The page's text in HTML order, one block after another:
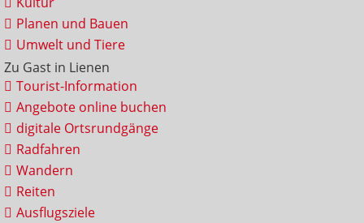
Planen und Bauen
Umwelt und Tiere
Zu Gast in Lienen
Tourist-Information
Angebote online buchen
digitale Ortsrundgänge
Radfahren
Wandern
Reiten
Ausflugsziele